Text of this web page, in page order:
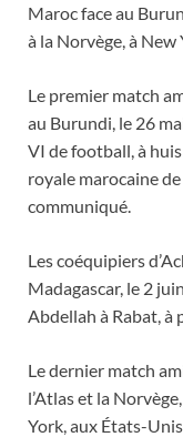
Maroc face au
à la Norvège, à New
Le premier match
au Burundi, le 26
VI de football, à
royale marocaine
communiqué.
Les coéquipiers
Madagascar, le 2
Abdellah à Rabat, à
Le dernier match
l’Atlas et la
York, aux États-